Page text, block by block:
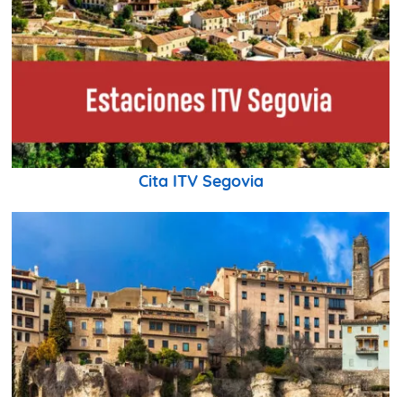
Cita ITV Segovia